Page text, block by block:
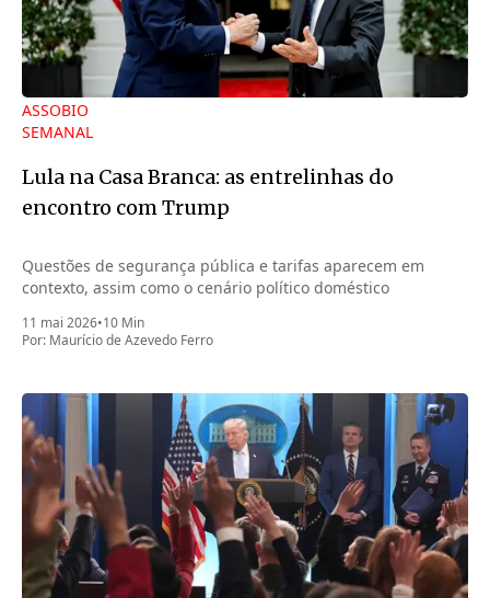
ASSOBIO
SEMANAL
Lula na Casa Branca: as entrelinhas do
encontro com Trump
Questões de segurança pública e tarifas aparecem em
contexto, assim como o cenário político doméstico
11 mai 2026•10 Min
Por: Maurício de Azevedo Ferro